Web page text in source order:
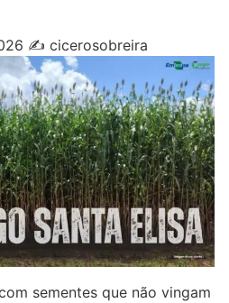
✍️ cicerosobreira
sementes que não vingam